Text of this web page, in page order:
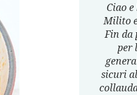
Ciao
Milito
Fin da
per
sicuri